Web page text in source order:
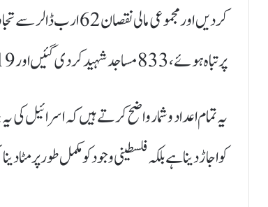
پر تباہ ہوئے، 833 مساجد شہید کر دی گئیں اور 19 قبرستان بھی بمباری کی زد میں آ گئے۔
یہ تمام اعداد و شمار واضح کرتے ہیں کہ اسرائیل
کو اجاڑ دینا ہے بلکہ فلسطینی وجود کو مکمل طور پر مٹا